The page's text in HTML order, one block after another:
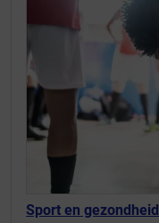
Sport en gezondheid